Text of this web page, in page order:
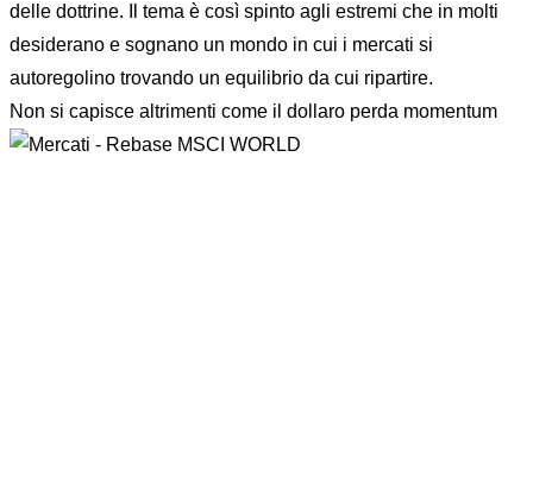
delle dottrine. Il tema è così spinto agli estremi che in molti
desiderano e sognano un mondo in cui i mercati si
autoregolino trovando un equilibrio da cui ripartire.
Non si capisce altrimenti come il dollaro perda momentum